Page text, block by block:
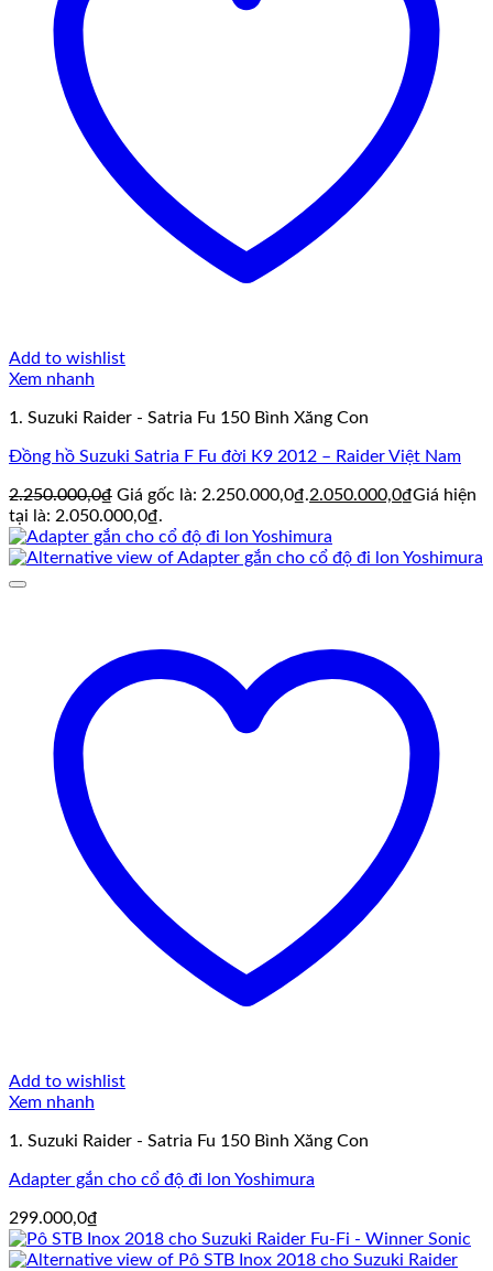
Add to wishlist
Xem nhanh
1. Suzuki Raider - Satria Fu 150 Bình Xăng Con
Đồng hồ Suzuki Satria F Fu đời K9 2012 – Raider Việt Nam
2.250.000,0₫ Giá gốc là: 2.250.000,0₫.2.050.000,0₫Giá hiện
tại là: 2.050.000,0₫.
Add to wishlist
Xem nhanh
1. Suzuki Raider - Satria Fu 150 Bình Xăng Con
Adapter gắn cho cổ độ đi lon Yoshimura
299.000,0₫